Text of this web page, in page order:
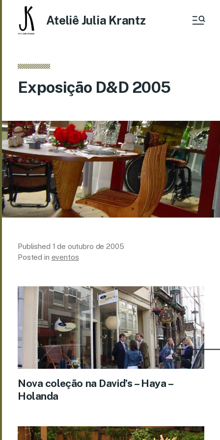
Ateliê Julia Krantz
Exposição D&D 2005
Published 1 de outubro de 2005
Posted in eventos
Nova coleção na David’s – Haya –
Holanda